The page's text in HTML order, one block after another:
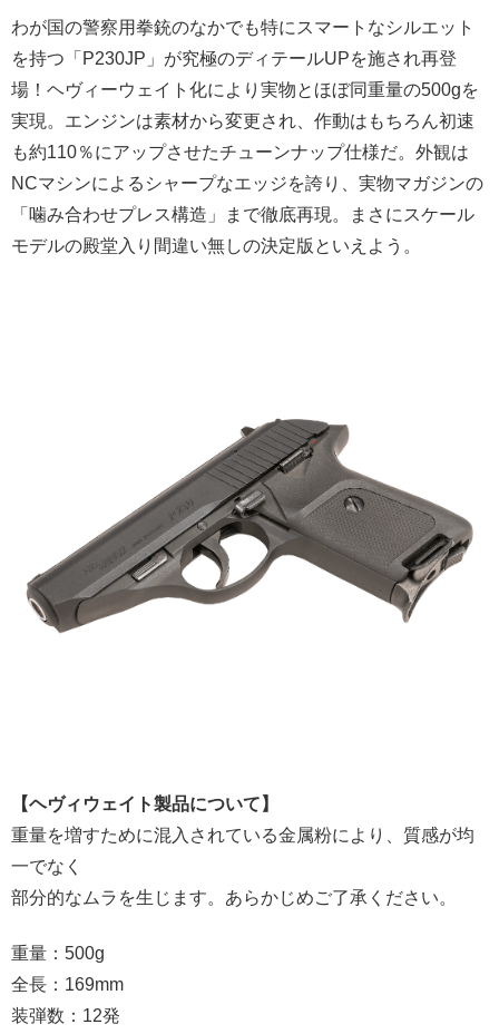
わが国の警察用拳銃のなかでも特にスマートなシルエット
を持つ「P230JP」が究極のディテールUPを施され再登
場！ヘヴィーウェイト化により実物とほぼ同重量の500gを
実現。エンジンは素材から変更され、作動はもちろん初速
も約110％にアップさせたチューンナップ仕様だ。外観は
NCマシンによるシャープなエッジを誇り、実物マガジンの
「噛み合わせプレス構造」まで徹底再現。まさにスケール
モデルの殿堂入り間違い無しの決定版といえよう。
【ヘヴィウェイト製品について】
重量を増すために混入されている金属粉により、質感が均
一でなく
部分的なムラを生じます。あらかじめご了承ください。
重量：500g
全長：169mm
装弾数：12発